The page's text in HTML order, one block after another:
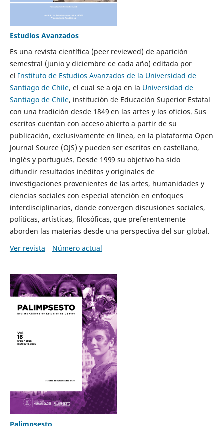
Estudios Avanzados
Es una revista científica (peer reviewed) de aparición
semestral (junio y diciembre de cada año) editada por
el Instituto de Estudios Avanzados de la Universidad de
Santiago de Chile, el cual se aloja en la Universidad de
Santiago de Chile, institución de Educación Superior Estatal
con una tradición desde 1849 en las artes y los oficios. Sus
escritos cuentan con acceso abierto a partir de su
publicación, exclusivamente en línea, en la plataforma Open
Journal Source (OJS) y pueden ser escritos en castellano,
inglés y portugués. Desde 1999 su objetivo ha sido
difundir resultados inéditos y originales de
investigaciones provenientes de las artes, humanidades y
ciencias sociales con especial atención en enfoques
interdisciplinarios, donde convergen discusiones sociales,
políticas, artísticas, filosóficas, que preferentemente
aborden las materias desde una perspectiva del sur global.
Ver revista
Número actual
Palimpsesto